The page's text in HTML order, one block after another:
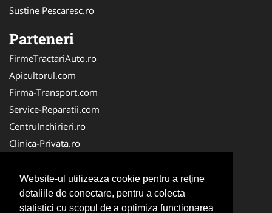
Website-ul utilizeaza cookie pentru a reţine
detaliile de conectare, pentru a colecta
statistici cu scopul de a optimiza functionarea
Sustine Pescaresc.ro
Parteneri
FirmeTractariAuto.ro
Apicultorul.com
Firma-Transport.com
Service-Reparatii.com
CentruInchirieri.ro
Clinica-Privata.ro
Servicii-DDD.com
Birouri-Cadastru.ro